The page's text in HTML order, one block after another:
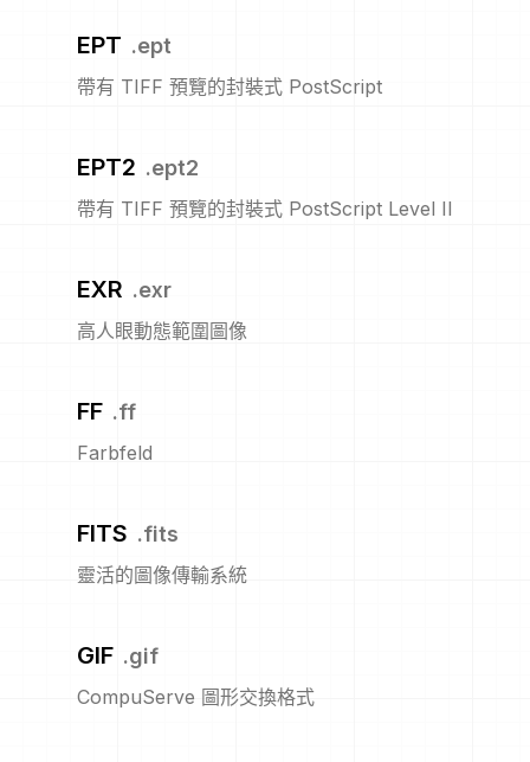
EPT .ept
帶有 TIFF 預覽的封裝式 PostScript
EPT2 .ept2
帶有 TIFF 預覽的封裝式 PostScript Level II
EXR .exr
高人眼動態範圍圖像
FF .ff
Farbfeld
FITS .fits
靈活的圖像傳輸系統
GIF .gif
CompuServe 圖形交換格式